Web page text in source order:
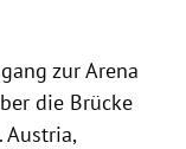
zur Arena
die Brücke
Austria,